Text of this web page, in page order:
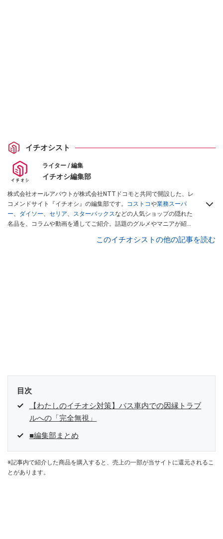
イチオシスト
ライター / 編集
イチオシ編集部
株式会社オールアバウトが株式会社NTTドコモと共同で開設した、レ
コメンドサイト『イチオシ』の編集部です。 コストコや業務スーパ
ー、 ダイソー、 セリア、 スターバックスなどの人気ショップの隠れた
名品を、コラムや動画を通してご紹介。話題のグルメやマニアが紹介
インフルエンサーが実際に使用してレビューしています。毎日トレン
このイチオシストの他の記事を読む
目次
【わたしのイチオシ対策】バス車内での因縁トラブ
ルへの「完全無視」
■編集部まとめ
※記事内で紹介した商品を購入すると、売上の一部が当サイトに還元されるこ
とがあります。